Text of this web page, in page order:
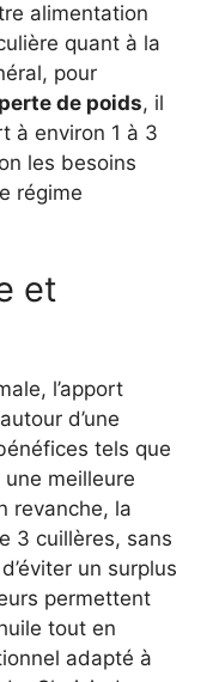
alimentation
quant à la
pour
perte de poids, il
à environ 1 à 3
les besoins
régime
et
l’apport
d’une
tels que
une meilleure
revanche, la
3 cuillères, sans
un surplus
permettent
tout en
adapté à